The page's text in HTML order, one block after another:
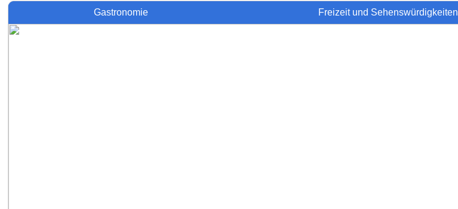
Gastronomie Freizeit und Sehenswürdigkeiten